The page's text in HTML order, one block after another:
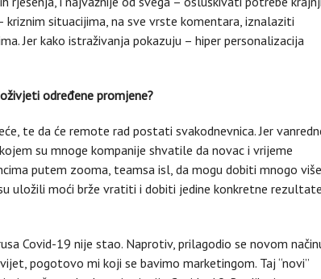
situacijima, na sve vrste komentara, iznalaziti
Jer kako istraživanja pokazuju – hiper personalizacija
određene promjene?
te da će remote rad postati svakodnevnica. Jer
su mnoge kompanije shvatile da novac i vrijeme
putem zooma, teamsa isl, da mogu dobiti mnogo više
uložili moći brže vratiti i dobiti jedine konkretne rezultate
Covid-19 nije stao. Naprotiv, prilagodio se novom
pogotovo mi koji se bavimo marketingom. Taj “novi”